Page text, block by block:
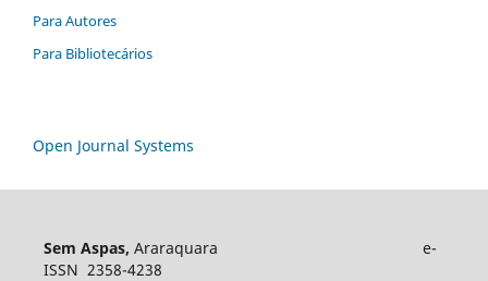
Para Autores
Para Bibliotecários
Open Journal Systems
Sem Aspas, Araraquara e-
ISSN 2358-4238